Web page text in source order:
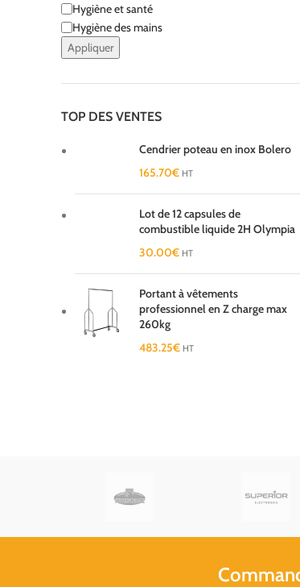
Hygiène et santé
Hygiène des mains
Appliquer
TOP DES VENTES
Cendrier poteau en inox Bolero
165.70€ HT
Lot de 12 capsules de
combustible liquide 2H Olympia
30.00€ HT
Portant à vêtements
professionnel en Z charge max
260kg
483.25€ HT